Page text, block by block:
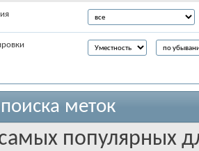
меток
популярных